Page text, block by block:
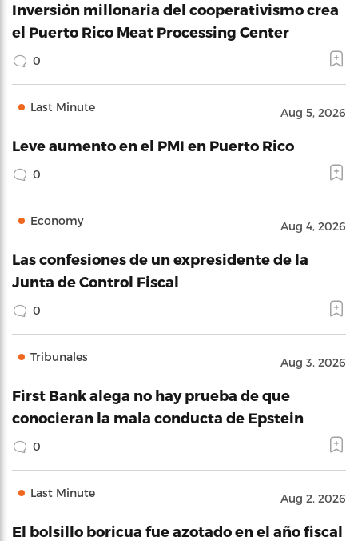
Inversión millonaria del cooperativismo crea
el Puerto Rico Meat Processing Center
0
Last Minute Aug 5, 2026
Leve aumento en el PMI en Puerto Rico
0
Economy Aug 4, 2026
Las confesiones de un expresidente de la
Junta de Control Fiscal
0
Tribunales Aug 3, 2026
First Bank alega no hay prueba de que
conocieran la mala conducta de Epstein
0
Last Minute Aug 2, 2026
El bolsillo boricua fue azotado en el año fiscal